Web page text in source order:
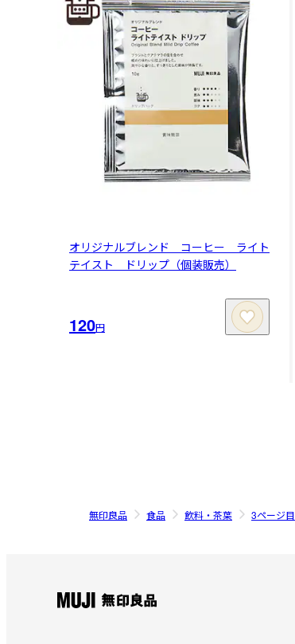
オリジナルブレンド コーヒー ライト
テイスト ドリップ（個装販売）
120円
無印良品 食品 飲料・茶葉 3ページ目